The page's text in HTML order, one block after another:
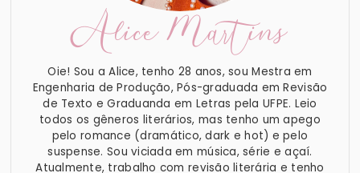
Alice Martins
Oie! Sou a Alice, tenho 28 anos, sou Mestra em
Engenharia de Produção, Pós-graduada em Revisão
de Texto e Graduanda em Letras pela UFPE. Leio
todos os gêneros literários, mas tenho um apego
pelo romance (dramático, dark e hot) e pelo
suspense. Sou viciada em música, série e açaí.
Atualmente, trabalho com revisão literária e tenho